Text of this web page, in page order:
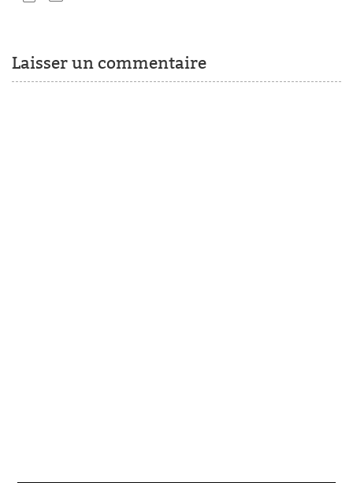
Laisser un commentaire